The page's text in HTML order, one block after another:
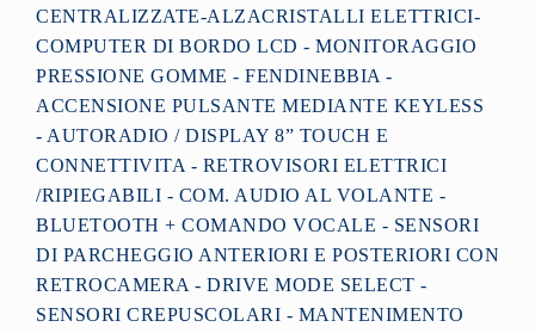
CENTRALIZZATE-ALZACRISTALLI ELETTRICI-
COMPUTER DI BORDO LCD - MONITORAGGIO
PRESSIONE GOMME - FENDINEBBIA -
ACCENSIONE PULSANTE MEDIANTE KEYLESS
- AUTORADIO / DISPLAY 8” TOUCH E
CONNETTIVITA - RETROVISORI ELETTRICI
/RIPIEGABILI - COM. AUDIO AL VOLANTE -
BLUETOOTH + COMANDO VOCALE - SENSORI
DI PARCHEGGIO ANTERIORI E POSTERIORI CON
RETROCAMERA - DRIVE MODE SELECT -
SENSORI CREPUSCOLARI - MANTENIMENTO